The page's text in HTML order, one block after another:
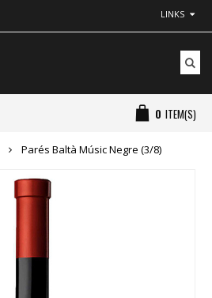
LINKS
0 ITEM(S)
Parés Baltà Músic Negre (3/8)